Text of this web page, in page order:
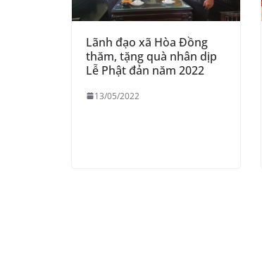
Lãnh đạo xã Hòa Đồng
thăm, tặng quà nhân dịp
Lễ Phật đản năm 2022
13/05/2022